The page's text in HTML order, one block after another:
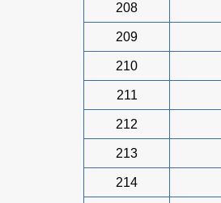
208
209
210
211
212
213
214